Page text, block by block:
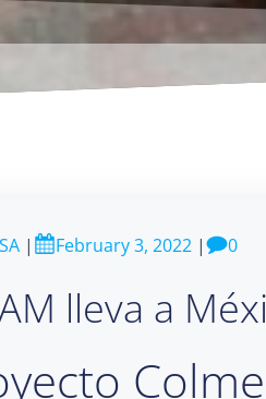
| February 3, 2022 | 0
lleva a